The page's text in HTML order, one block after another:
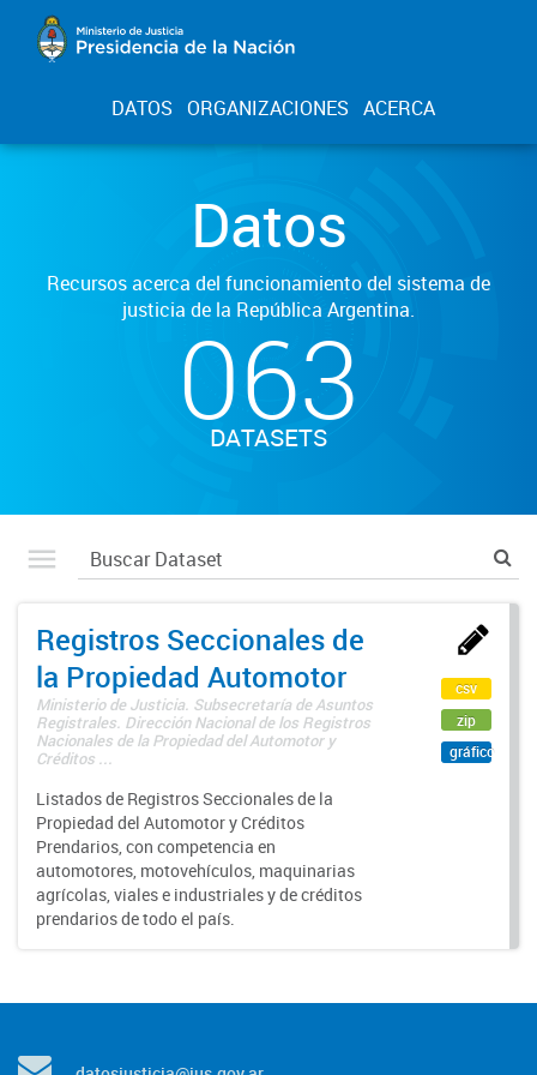
DATOS ORGANIZACIONES ACERCA
Datos
Recursos acerca del funcionamiento del sistema de
justicia de la República Argentina.
063
DATASETS
Registros Seccionales de
la Propiedad Automotor
Ministerio de Justicia. Subsecretaría de Asuntos
Registrales. Dirección Nacional de los Registros
Nacionales de la Propiedad del Automotor y
Créditos ...
Listados de Registros Seccionales de la
Propiedad del Automotor y Créditos
Prendarios, con competencia en
automotores, motovehículos, maquinarias
agrícolas, viales e industriales y de créditos
prendarios de todo el país.
csv
zip
gráfico